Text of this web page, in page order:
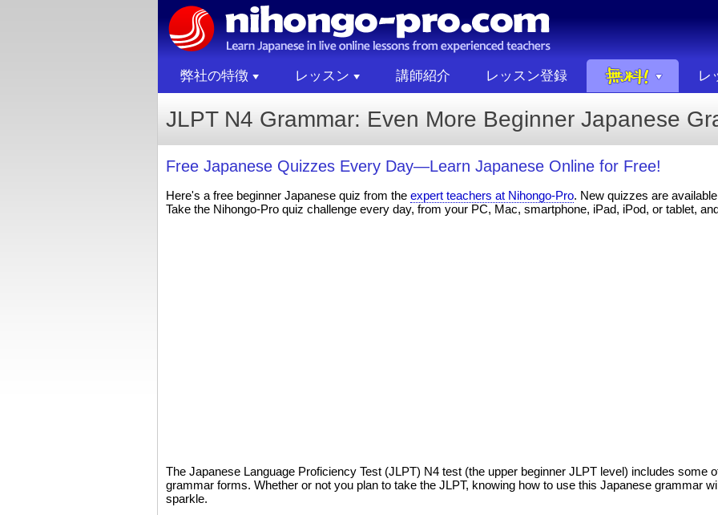
弊社の特徴 レッスン 講師紹介 レッスン登録 レ
JLPT N4 Grammar: Even More Beginner Japanese
Free Japanese Quizzes Every Day—Learn Japanese Online for Free!
Here's a free beginner Japanese quiz from the expert teachers at Nihongo-Pro. New quizzes are
Take the Nihongo-Pro quiz challenge every day, from your PC, Mac, smartphone, iPad, iPod, or tablet,
The Japanese Language Proficiency Test (JLPT) N4 test (the upper beginner JLPT level) includes some
grammar forms. Whether or not you plan to take the JLPT, knowing how to use this Japanese grammar
sparkle.